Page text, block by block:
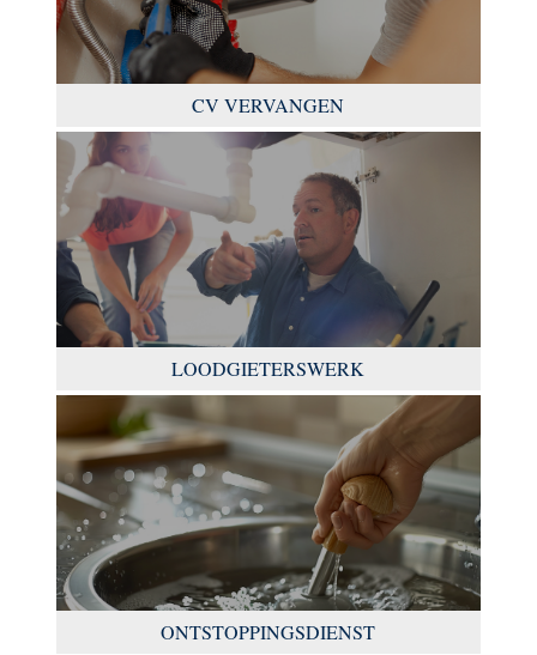
CV VERVANGEN
LOODGIETERSWERK
ONTSTOPPINGSDIENST